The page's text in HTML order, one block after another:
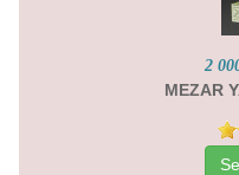
2
MEZAR